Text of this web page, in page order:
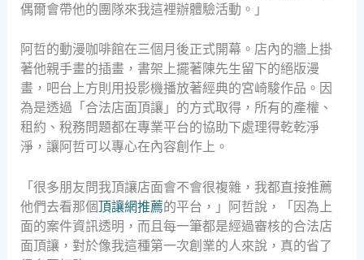
偶爾會帶他的團隊來我這裡辦體驗活動。」
阿哲的動漫咖啡館在三個月後正式開幕。店內的牆上掛
著他親手畫的插畫，書架上擺著陳先生留下的絕版漫
畫，吧台上方則用投影機播放著經典的宮崎駿作品。因
為是透過「合法店面頂讓」的方式取得，所有的產權、
租約、稅務問題都在專業平台的協助下處理得乾乾淨
淨，讓阿哲可以專心在內容創作上。
「很多朋友問我頂讓店面會不會很複雜，我都直接推薦
他們去看那個頂讓網推薦的平台，」阿哲說，「因為上
面的案件資訊透明，而且每一筆都是經過審核的合法店
面頂讓，對於像我這種第一次創業的人來說，真的省了